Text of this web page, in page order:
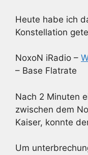
Heute habe ich
Konstellation
NoxoN iRadio –
– Base Flatrate
Nach 2 Minuten
zwischen dem
Kaiser, konnte
Um